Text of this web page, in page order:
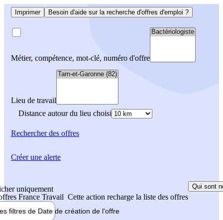
Imprimer Besoin d'aide sur la recherche d'offres d'emploi ?
Métier, compétence, mot-clé, numéro d'offre
Lieu de travail
Distance autour du lieu choisi
Rechercherdes offres
uniquement
France Travail Cette action recharge la liste des offres
Qui sont
filtres de Date de création de l'offre
Créer une alerte